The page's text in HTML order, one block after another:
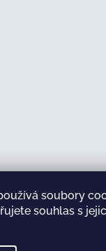
soubory
souhlas s